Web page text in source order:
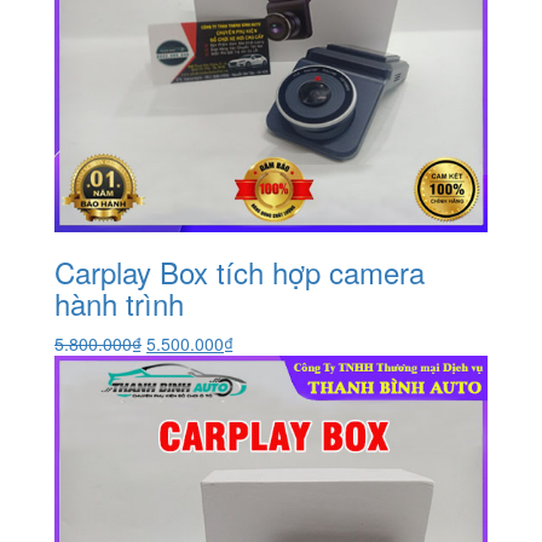
Carplay Box tích hợp camera
hành trình
5.800.000₫ Giá
gốc
là:
5.800.000₫.
5.500.000₫Giá
hiện
tại
là:
5.500.000₫.